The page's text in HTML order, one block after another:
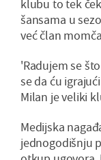
klubu to tek
šansama u
već član
'Radujem se
se da ću
Milan je veliki
Medijska
jednogodišnju